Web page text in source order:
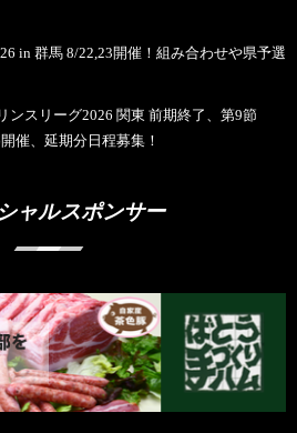
in 群馬 8/22,23開催！組み合わせや県予選
ンスリーグ2026 関東 前期終了、第9節
催、延期分日程募集！
ャルスポンサー